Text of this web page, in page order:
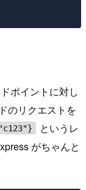
ポイントに対し
のリクエストを
というレ
がちゃんと